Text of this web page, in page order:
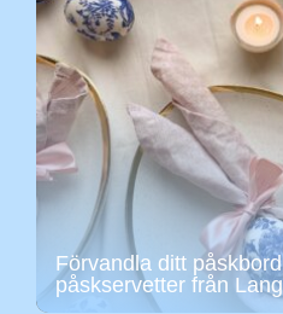
Förvandla ditt
påskservetter från